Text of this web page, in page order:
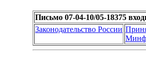
Письмо 07-04-10/05-18375
Законодательство России